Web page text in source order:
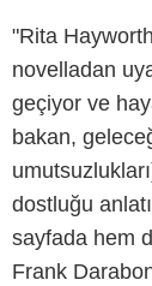
"Rita
novelladan
geçiyor ve
bakan,
dostluğu
sayfada hem
Frank